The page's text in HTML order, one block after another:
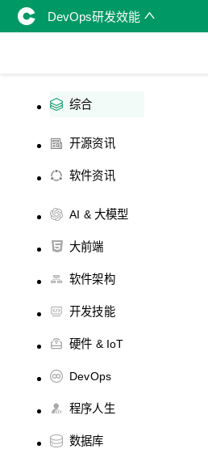
DevOps研发效能
综合
开源资讯
软件资讯
AI & 大模型
大前端
软件架构
开发技能
硬件 & IoT
DevOps
程序人生
数据库